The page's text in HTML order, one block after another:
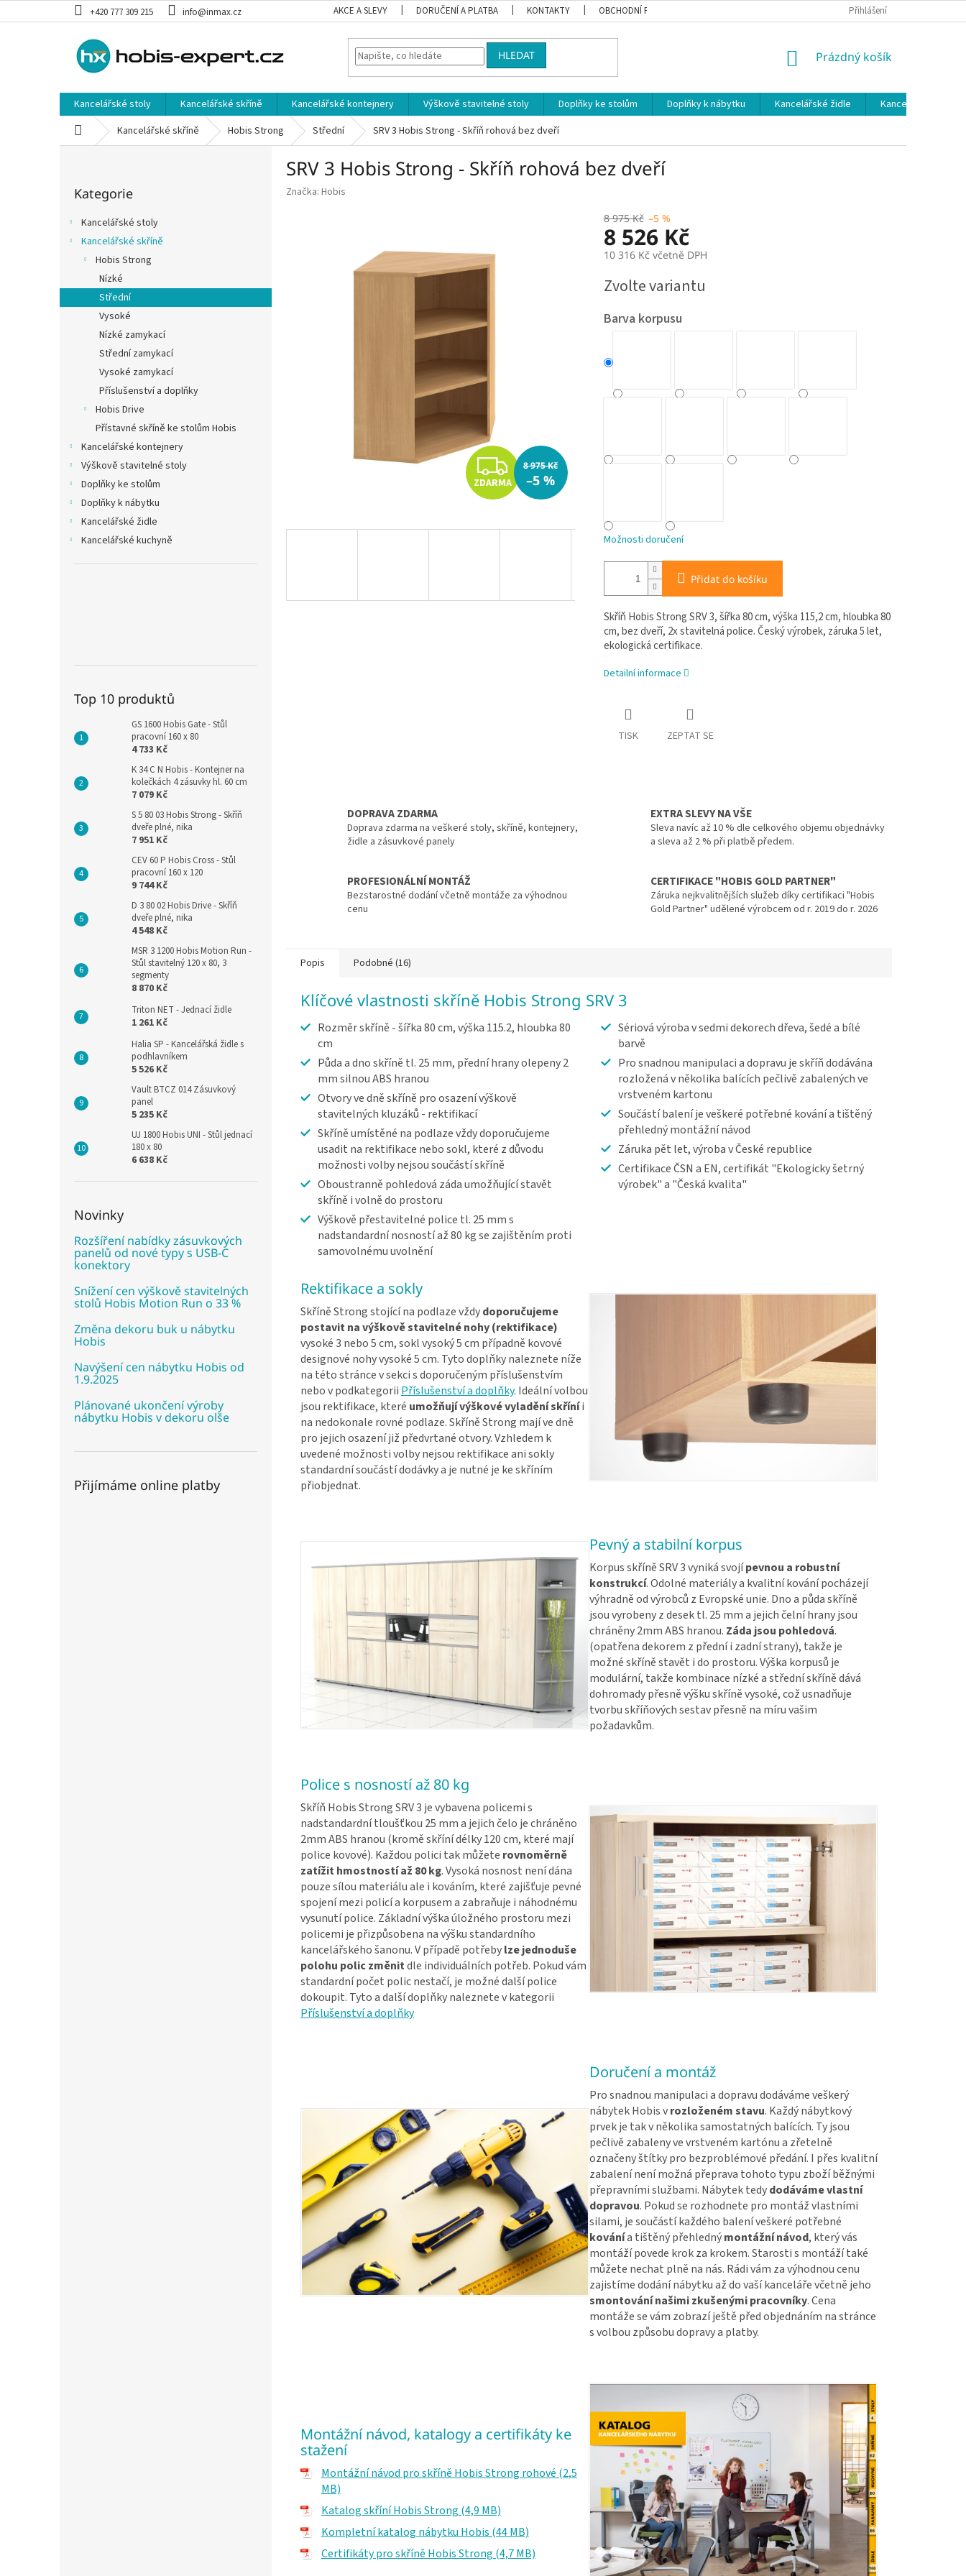
na
+420 777 309 215 info@inmax.cz AKCE A SLEVY DORUČENÍ A PLATBA KONTAKTY OBCHODNÍ PODMÍNKY Přihlášení
HLEDAT
NÁKUPNÍ
Prázdný košík
Kancelářské stoly Kancelářské skříně Kancelářské kontejnery Výškově stavitelné stoly Doplňky ke stolům Doplňky k nábytku Kancelářské židle
Kancelářské
Domů Kancelářské skříně Hobis Strong Střední SRV 3 Hobis Strong - Skříň rohová bez dveří
a
kategorie
Kategorie
Kancelářské stoly
Kancelářské skříně
Hobis Strong
Nízké
Střední
Vysoké
Nízké zamykací
Střední zamykací
Vysoké zamykací
Příslušenství a doplňky
Hobis Drive
Přístavné skříně ke stolům Hobis
Kancelářské kontejnery
Výškově stavitelné stoly
Doplňky ke stolům
Doplňky k nábytku
Kancelářské židle
Kancelářské kuchyně
Top 10 produktů
GS 1600 Hobis Gate - Stůl
pracovní 160 x 80
4 733 Kč
K 34 C N Hobis - Kontejner na
kolečkách 4 zásuvky hl. 60 cm
7 079 Kč
S 5 80 03 Hobis Strong - Skříň
dveře plné, nika
7 951 Kč
CEV 60 P Hobis Cross - Stůl
pracovní 160 x 120
9 744 Kč
D 3 80 02 Hobis Drive - Skříň
dveře plné, nika
4 548 Kč
MSR 3 1200 Hobis Motion Run -
Stůl stavitelný 120 x 80, 3
segmenty
8 870 Kč
Triton NET - Jednací židle
1 261 Kč
Halia SP - Kancelářská židle s
podhlavníkem
5 526 Kč
Vault BTCZ 014 Zásuvkový
panel
5 235 Kč
UJ 1800 Hobis UNI - Stůl jednací
180 x 80
6 638 Kč
Novinky
Rozšíření nabídky zásuvkových
panelů od nové typy s USB-C
konektory
Snížení cen výškově stavitelných
stolů Hobis Motion Run o 33 %
Změna dekoru buk u nábytku
Hobis
Navýšení cen nábytku Hobis od
1.9.2025
Plánované ukončení výroby
nábytku Hobis v dekoru olše
Přijímáme online platby
SRV 3 Hobis Strong - Skříň rohová bez dveří
Značka: Hobis
Z
D
A
ZDARMA
8 975 Kč
–5 %
8 975 Kč –5 %
8 526 Kč
10 316 Kč včetně DPH
cena:
Zvolte variantu
Barva korpusu
Možnosti doručení
Přidat do košíku
Skříň Hobis Strong SRV 3, šířka 80 cm, výška 115,2 cm, hloubka 80
cm, bez dveří, 2x stavitelná police. Český výrobek, záruka 5 let,
ekologická certifikace.
Detailní informace
TISK ZEPTAT SE
DOPRAVA ZDARMA
Doprava zdarma na veškeré stoly, skříně, kontejnery,
židle a zásuvkové panely
EXTRA SLEVY NA VŠE
Sleva navíc až 10 % dle celkového objemu objednávky
a sleva až 2 % při platbě předem.
PROFESIONÁLNÍ MONTÁŽ
Bezstarostné dodání včetně montáže za výhodnou
cenu
CERTIFIKACE "HOBIS GOLD PARTNER"
Záruka nejkvalitnějších služeb díky certifikaci "Hobis
Gold Partner" udělené výrobcem od r. 2019 do r. 2026
Popis Podobné (16)
Klíčové vlastnosti skříně Hobis Strong SRV 3
Rozměr skříně - šířka 80 cm, výška 115.2, hloubka 80
cm
Půda a dno skříně tl. 25 mm, přední hrany olepeny 2
mm silnou ABS hranou
Otvory ve dně skříně pro osazení výškově
stavitelných kluzáků - rektifikací
Skříně umístěné na podlaze vždy doporučujeme
usadit na rektifikace nebo sokl, které z důvodu
možnosti volby nejsou součástí skříně
Oboustranně pohledová záda umožňující stavět
skříně i volně do prostoru
Výškově přestavitelné police tl. 25 mm s
nadstandardní nosností až 80 kg se zajištěním proti
samovolnému uvolnění
Sériová výroba v sedmi dekorech dřeva, šedé a bílé
barvě
Pro snadnou manipulaci a dopravu je skříň dodávána
rozložená v několika balících pečlivě zabalených ve
vrstveném kartonu
Součástí balení je veškeré potřebné kování a tištěný
přehledný montážní návod
Záruka pět let, výroba v České republice
Certifikace ČSN a EN, certifikát "Ekologicky šetrný
výrobek" a "Česká kvalita"
Rektifikace a sokly
Skříně Strong stojící na podlaze vždydoporučujeme
postavit na výškově stavitelné nohy (rektifikace)
vysoké 3 nebo 5 cm, sokl vysoký 5 cm případně kovové
designové nohy vysoké 5 cm. Tyto doplňky naleznete níže
na této stránce v sekci s doporučeným příslušenstvím
nebo v podkategoriiPříslušenství a doplňky. Ideální volbou
jsou rektifikace, které umožňují výškové vyladění skříníi
na nedokonale rovné podlaze. Skříně Strong mají ve dně
pro jejich osazení již předvrtané otvory. Vzhledem k
uvedené možnosti volby nejsou rektifikace ani sokly
standardní součástí dodávky a je nutné je ke skříním
přiobjednat.
Pevný a stabilní korpus
Korpus skříně SRV 3 vyniká svojípevnou a robustní
konstrukcí. Odolné materiály a kvalitní kování pocházejí
výhradně od výrobců z Evropské unie. Dno a půda skříně
jsou vyrobeny z desek tl. 25 mm a jejich čelní hrany jsou
chráněny 2mm ABS hranou. Záda jsou pohledová.
(opatřena dekorem z přední i zadní strany), takže je
možné skříně stavět i do prostoru. Výška korpusů je
modulární, takže kombinace nízké a střední skříně dává
dohromady přesně výšku skříně vysoké, což usnadňuje
tvorbu skříňových sestav přesně na míru vašim
požadavkům.
Police s nosností až 80 kg
Skříň Hobis Strong SRV 3 je vybavena policemi s
nadstandardní tloušťkou 25 mm a jejich čelo je chráněno
2mm ABS hranou (kromě skříní délky 120 cm, které mají
police kovové). Každou polici tak můžete rovnoměrně
zatížit hmostností až 80 kg. Vysoká nosnost není dána
pouze sílou materiálu ale i kováním, které zajišťuje pevné
spojení mezi policí a korpusem a zabraňuje i náhodnému
vysunutí police. Základní výška úložného prostoru mezi
policemi je přizpůsobena na výšku standardního
kancelářského šanonu. V případě potřebylze jednoduše
polohu polic změnitdle individuálních potřeb. Pokud vám
standardní počet polic nestačí, je možné další police
dokoupit. Tyto a další doplňky naleznete v kategorii
Příslušenství a doplňky
Doručení a montáž
Pro snadnou manipulaci a dopravu dodáváme veškerý
nábytek Hobis vrozloženém stavu. Každý nábytkový
prvek je tak v několika samostatných balících. Ty jsou
pečlivě zabaleny ve vrstveném kartónu a zřetelně
označeny štítky pro bezproblémové předání. I přes kvalitní
zabalení není možná přeprava tohoto typu zboží běžnými
přepravními službami. Nábytek tedydodáváme vlastní
dopravou. Pokud se rozhodnete pro montáž vlastními
silami, je součástí každého balení veškeré potřebné
kovánía tištěný přehlednýmontážní návod, který vás
montáží povede krok za krokem. Starosti s montáží také
můžete nechat plně na nás. Rádi vám za výhodnou cenu
zajistíme dodání nábytku až do vaší kanceláře včetně jeho
smontování našimi zkušenými pracovníky. Cena
montáže se vám zobrazí ještě před objednáním na stránce
s volbou způsobu dopravy a platby.
Montážní návod, katalogy a certifikáty ke
stažení
Montážní návod pro skříně Hobis Strong rohové (2,5
MB)
Katalog skříní Hobis Strong (4,9 MB)
Kompletní katalog nábytku Hobis (44 MB)
Certifikáty pro skříně Hobis Strong (4,7 MB)